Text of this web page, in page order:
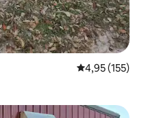
Průměrné
4,95 (155)